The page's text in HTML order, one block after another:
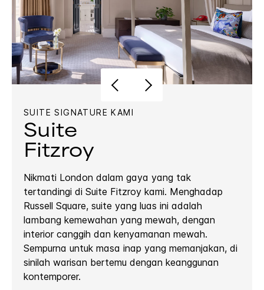
SUITE SIGNATURE KAMI
Suite
Fitzroy
Nikmati London dalam gaya yang tak
tertandingi di Suite Fitzroy kami. Menghadap
Russell Square, suite yang luas ini adalah
lambang kemewahan yang mewah, dengan
interior canggih dan kenyamanan mewah.
Sempurna untuk masa inap yang memanjakan, di
sinilah warisan bertemu dengan keanggunan
kontemporer.